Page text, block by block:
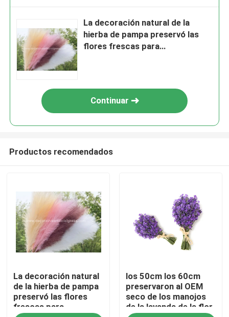
productos
La decoración natural de la
hierba de pampa preservó las
flores frescas para
Continuar
Productos recomendados
La decoración natural
de la hierba de pampa
preservó las flores
frescas para
los 50cm los 60cm
preservaron al OEM
seco de los manojos
de la lavanda de la flor